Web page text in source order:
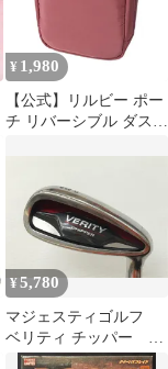
の他) メンズ 男性用 右
利き 右用 Cランク ゴル
フクラブ
¥ 1,980
【公式】リルビー ポー
チ リバーシブル ダステ
¥5,780
マジェスティゴルフ
ベリティ チッパー 35
度 NS 1070 ウェッ